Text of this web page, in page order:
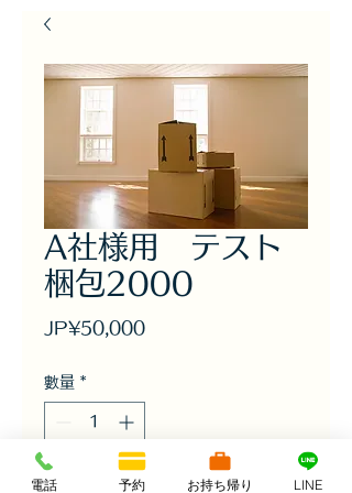
A社様用 テスト
梱包2000
JP¥50,000價
數量 *
電話 予約 お持ち帰り LINE